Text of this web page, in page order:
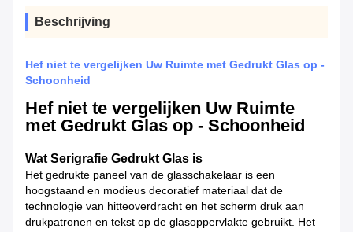
Beschrijving
Hef niet te vergelijken Uw Ruimte met Gedrukt Glas op -
Schoonheid
Hef niet te vergelijken Uw Ruimte
met Gedrukt Glas op - Schoonheid
Wat Serigrafie Gedrukt Glas is
Het gedrukte paneel van de glasschakelaar is een
hoogstaand en modieus decoratief materiaal dat de
technologie van hitteoverdracht en het scherm druk aan
drukpatronen en tekst op de glasoppervlakte gebruikt. Het